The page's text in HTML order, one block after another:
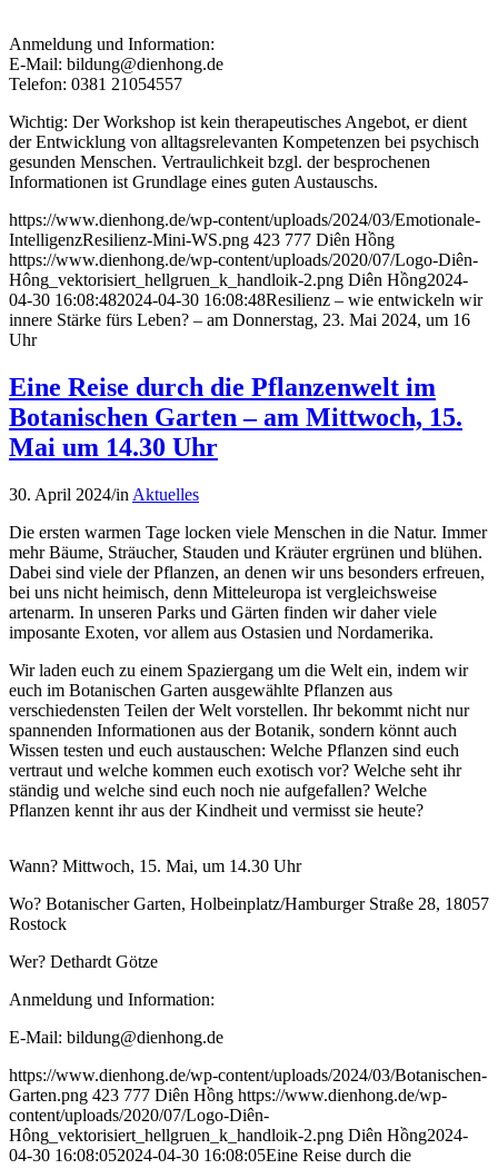
Anmeldung und Information:
E-Mail: bildung@dienhong.de
Telefon: 0381 21054557
Wichtig: Der Workshop ist kein therapeutisches Angebot, er dient
der Entwicklung von alltagsrelevanten Kompetenzen bei psychisch
gesunden Menschen. Vertraulichkeit bzgl. der besprochenen
Informationen ist Grundlage eines guten Austauschs.
https://www.dienhong.de/wp-content/uploads/2024/03/Emotionale-
IntelligenzResilienz-Mini-WS.png 423 777 Diên Hồng
https://www.dienhong.de/wp-content/uploads/2020/07/Logo-Diên-
Hông_vektorisiert_hellgruen_k_handloik-2.png Diên Hồng2024-
04-30 16:08:482024-04-30 16:08:48Resilienz – wie entwickeln wir
innere Stärke fürs Leben? – am Donnerstag, 23. Mai 2024, um 16
Uhr
Eine Reise durch die Pflanzenwelt im
Botanischen Garten – am Mittwoch, 15.
Mai um 14.30 Uhr
30. April 2024/in Aktuelles
Die ersten warmen Tage locken viele Menschen in die Natur. Immer
mehr Bäume, Sträucher, Stauden und Kräuter ergrünen und blühen.
Dabei sind viele der Pflanzen, an denen wir uns besonders erfreuen,
bei uns nicht heimisch, denn Mitteleuropa ist vergleichsweise
artenarm. In unseren Parks und Gärten finden wir daher viele
imposante Exoten, vor allem aus Ostasien und Nordamerika.
Wir laden euch zu einem Spaziergang um die Welt ein, indem wir
euch im Botanischen Garten ausgewählte Pflanzen aus
verschiedensten Teilen der Welt vorstellen. Ihr bekommt nicht nur
spannenden Informationen aus der Botanik, sondern könnt auch
Wissen testen und euch austauschen: Welche Pflanzen sind euch
vertraut und welche kommen euch exotisch vor? Welche seht ihr
ständig und welche sind euch noch nie aufgefallen? Welche
Pflanzen kennt ihr aus der Kindheit und vermisst sie heute?
Wann? Mittwoch, 15. Mai, um 14.30 Uhr
Wo? Botanischer Garten, Holbeinplatz/Hamburger Straße 28, 18057
Rostock
Wer? Dethardt Götze
Anmeldung und Information:
E-Mail: bildung@dienhong.de
https://www.dienhong.de/wp-content/uploads/2024/03/Botanischen-
Garten.png 423 777 Diên Hồng https://www.dienhong.de/wp-
content/uploads/2020/07/Logo-Diên-
Hông_vektorisiert_hellgruen_k_handloik-2.png Diên Hồng2024-
04-30 16:08:052024-04-30 16:08:05Eine Reise durch die